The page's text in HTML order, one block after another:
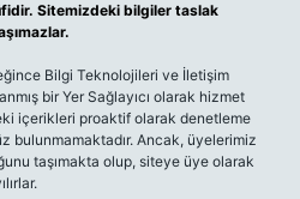
Sitemizdeki bilgiler taslak
Bilgi Teknolojileri ve İletişim
bir Yer Sağlayıcı olarak hizmet
içerikleri proaktif olarak denetleme
bulunmamaktadır. Ancak, üyelerimiz
taşımakta olup, siteye üye olarak